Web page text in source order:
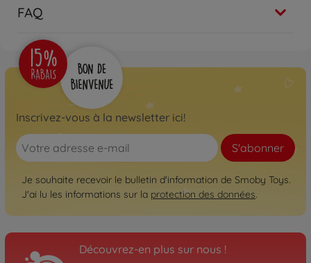
FAQ
Inscrivez-vous à la newsletter ici!
S'abonner
Je souhaite recevoir le bulletin d'information de Smoby Toys.
J'ai lu les informations sur la protection des données.
Découvrez-en plus sur nous !